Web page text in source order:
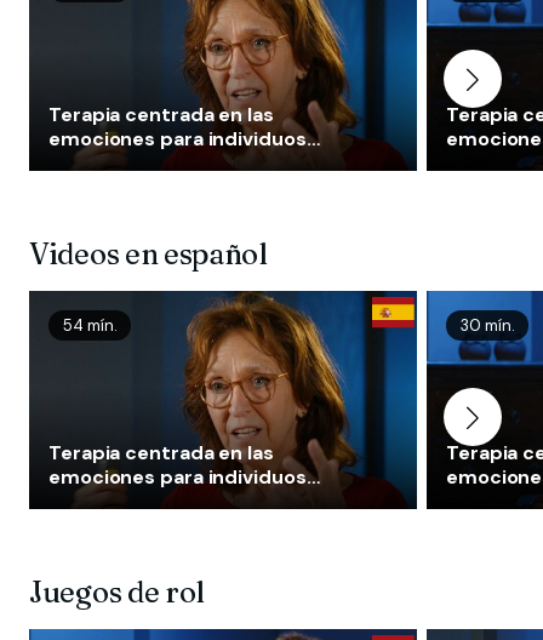
Terapia centrada en las
emociones para individuos
(EFT-I) - Introducción
Terapia
(EFT-I) -
Videos en español
54 mín.
Terapia centrada en las
emociones para individuos
(EFT-I) - Introducción
30 mín.
Terapia
(EFT-I) -
Juegos de rol